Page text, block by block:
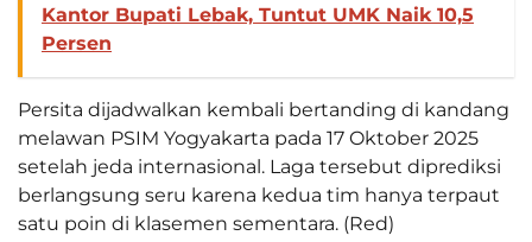
Kantor Bupati Lebak, Tuntut UMK Naik 10,5
Persen
Persita dijadwalkan kembali bertanding di kandang
melawan PSIM Yogyakarta pada 17 Oktober 2025
setelah jeda internasional. Laga tersebut diprediksi
berlangsung seru karena kedua tim hanya terpaut
satu poin di klasemen sementara. (Red)